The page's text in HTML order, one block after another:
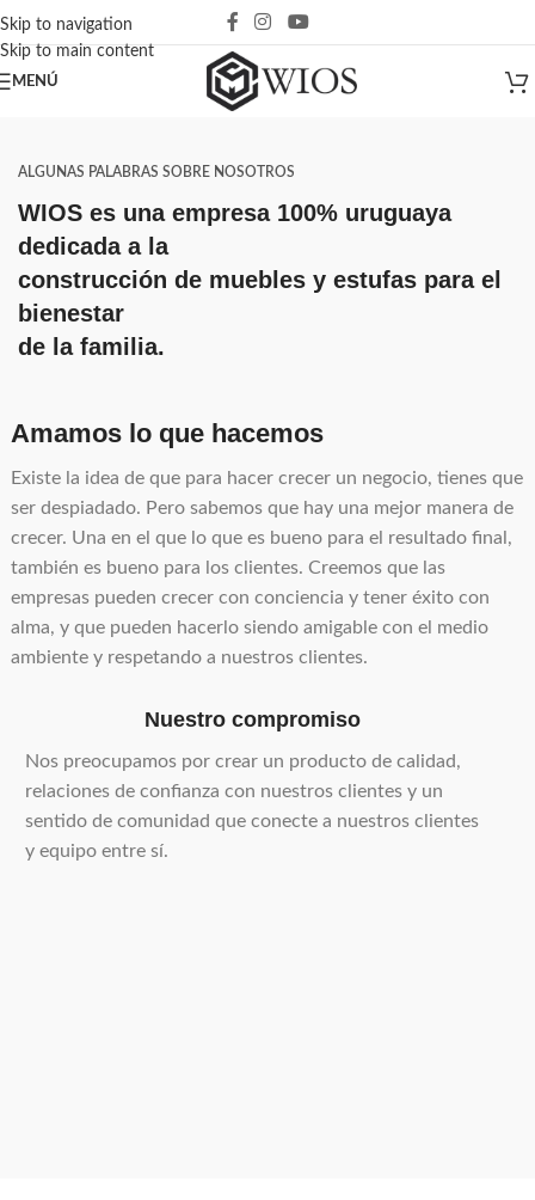
Skip to navigation
Skip to main content
MENÚ
ALGUNAS PALABRAS SOBRE NOSOTROS
WIOS es una empresa 100% uruguaya
dedicada a la
construcción de muebles y estufas para el
bienestar
de la familia.
Amamos lo que hacemos
Existe la idea de que para hacer crecer un negocio, tienes que
ser despiadado. Pero sabemos que hay una mejor manera de
crecer. Una en el que lo que es bueno para el resultado final,
también es bueno para los clientes. Creemos que las
empresas pueden crecer con conciencia y tener éxito con
alma, y ​​que pueden hacerlo siendo amigable con el medio
ambiente y respetando a nuestros clientes.
Nuestro compromiso
Nos preocupamos por crear un producto de calidad,
relaciones de confianza con nuestros clientes y un
sentido de comunidad que conecte a nuestros clientes
y equipo entre sí.